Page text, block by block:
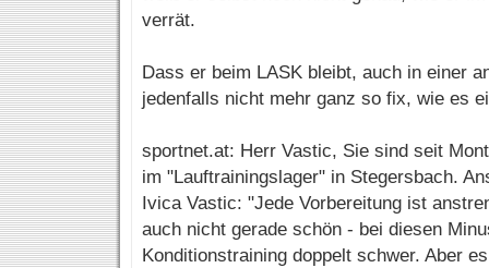
verrät.
Dass er beim LASK bleibt, auch in einer
jedenfalls nicht mehr ganz so fix, wie es
sportnet.at: Herr Vastic, Sie sind seit
im "Lauftrainingslager" in Stegersbach.
Ivica Vastic: "Jede Vorbereitung ist
auch nicht gerade schön - bei diesen
Konditionstraining doppelt schwer. Aber